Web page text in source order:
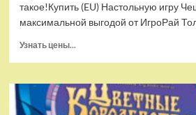
такое!Купить (EU) Настольную игру
максимальной выгодой от ИгроРай
Узнать цены...
(EU)
Настольная
игра